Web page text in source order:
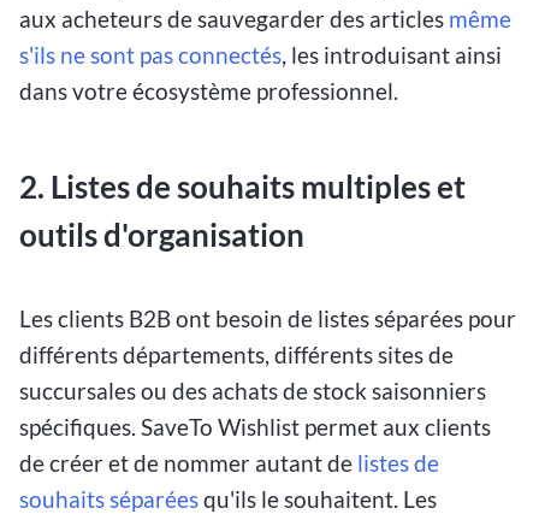
aux acheteurs de sauvegarder des articles même
s'ils ne sont pas connectés, les introduisant ainsi
dans votre écosystème professionnel.
2. Listes de souhaits multiples et
outils d'organisation
Les clients B2B ont besoin de listes séparées pour
différents départements, différents sites de
succursales ou des achats de stock saisonniers
spécifiques. SaveTo Wishlist permet aux clients
de créer et de nommer autant de listes de
souhaits séparéesqu'ils le souhaitent. Les